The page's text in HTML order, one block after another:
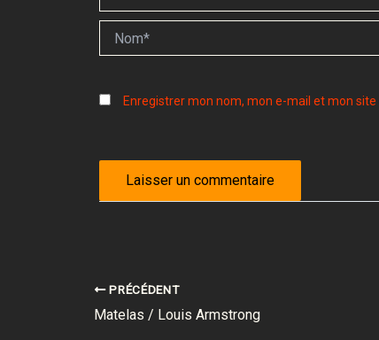
Enregistrer mon nom, mon e-mail et mon
PRÉCÉDENT
Matelas / Louis Armstrong